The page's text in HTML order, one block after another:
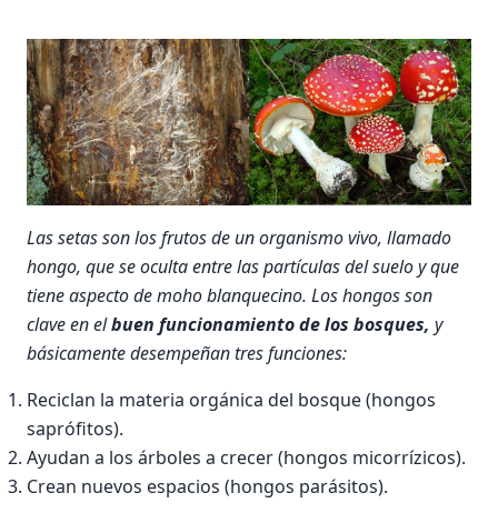
Las setas son los frutos de un organismo vivo, llamado
hongo, que se oculta entre las partículas del suelo y que
tiene aspecto de moho blanquecino. Los hongos son
clave en elbuen funcionamiento de los bosques, y
básicamente desempeñan tres funciones:
Reciclan la materia orgánica del bosque (hongos
saprófitos).
Ayudan a los árboles a crecer (hongos micorrízicos).
Crean nuevos espacios (hongos parásitos).